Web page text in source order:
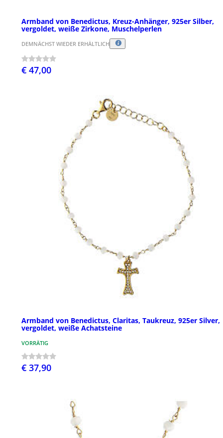
Armband von Benedictus, Kreuz-Anhänger, 925er Silber,
vergoldet, weiße Zirkone, Muschelperlen
DEMNÄCHST WIEDER ERHÄLTLICH
€ 47,00
Armband von Benedictus, Claritas, Taukreuz, 925er Silver,
vergoldet, weiße Achatsteine
VORRÄTIG
€ 37,90